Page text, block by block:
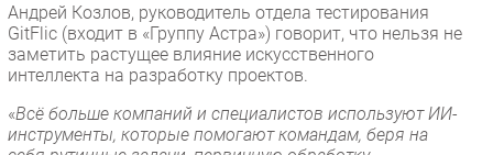
Андрей Козлов, руководитель отдела тестирования
GitFlic (входит в «Группу Астра») говорит, что нельзя не
заметить растущее влияние искусственного
интеллекта на разработку проектов.
«Всё больше компаний и специалистов используют ИИ-
инструменты, которые помогают командам, беря на